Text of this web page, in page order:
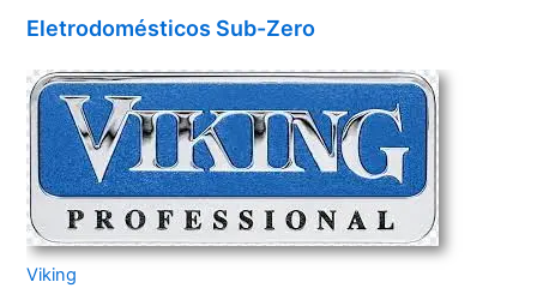
Eletrodomésticos Sub-Zero
Viking